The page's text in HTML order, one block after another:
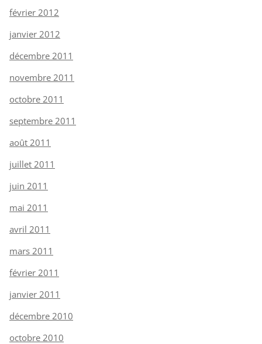
février 2012
janvier 2012
décembre 2011
novembre 2011
octobre 2011
septembre 2011
août 2011
juillet 2011
juin 2011
mai 2011
avril 2011
mars 2011
février 2011
janvier 2011
décembre 2010
octobre 2010